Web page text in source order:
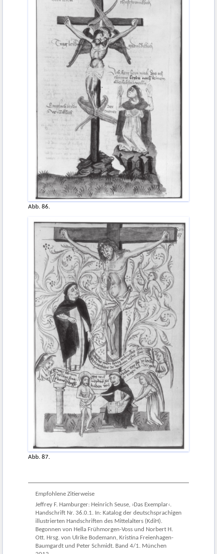
Abb. 86.
Abb. 87.
Empfohlene Zitierweise
Jeffrey F. Hamburger: Heinrich Seuse, ›Das Exemplar‹.
Handschrift Nr. 36.0.1. In: Katalog der deutschsprachigen
illustrierten Handschriften des Mittelalters (KdiH).
Begonnen von Hella Frühmorgen-Voss und Norbert H.
Ott. Hrsg. von Ulrike Bodemann, Kristina Freienhagen-
Baumgardt und Peter Schmidt. Band 4/1. München